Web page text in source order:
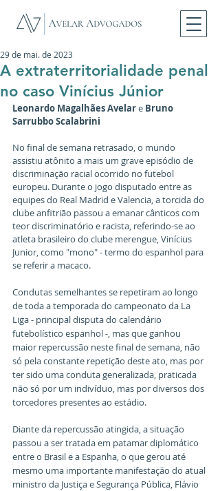
A extraterritorialidade penal
no caso Vinícius Júnior
29 de mai. de 2023
Leonardo Magalhães Avelar e Bruno
Sarrubbo Scalabrini
No final de semana retrasado, o mundo
assistiu atônito a mais um grave episódio de
discriminação racial ocorrido no futebol
europeu. Durante o jogo disputado entre as
equipes do Real Madrid e Valencia, a torcida do
clube anfitrião passou a emanar cânticos com
teor discriminatório e racista, referindo-se ao
atleta brasileiro do clube merengue, Vinícius
Junior, como "mono" - termo do espanhol para
se referir a macaco.
Condutas semelhantes se repetiram ao longo
de toda a temporada do campeonato da La
Liga - principal disputa do calendário
futebolístico espanhol -, mas que ganhou
maior repercussão neste final de semana, não
só pela constante repetição deste ato, mas por
ter sido uma conduta generalizada, praticada
não só por um indivíduo, mas por diversos dos
torcedores presentes ao estádio.
Diante da repercussão atingida, a situação
passou a ser tratada em patamar diplomático
entre o Brasil e a Espanha, o que gerou até
mesmo uma importante manifestação do atual
ministro da Justiça e Segurança Pública, Flávio